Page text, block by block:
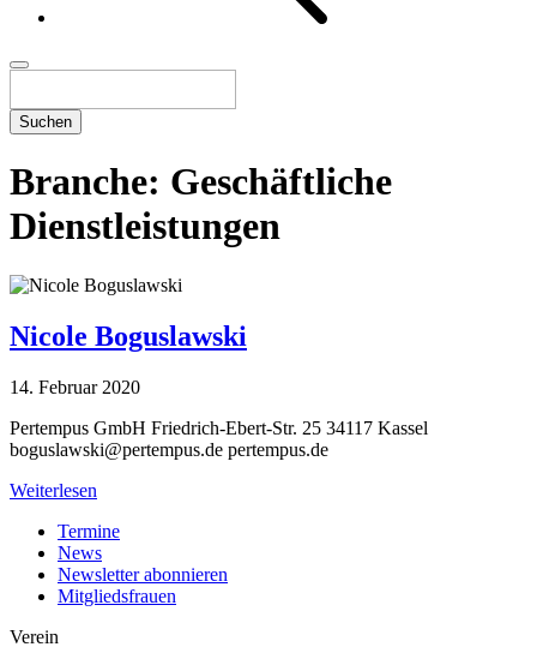
Suchen
Branche: Geschäftliche
Dienstleistungen
Nicole Boguslawski
14. Februar 2020
Pertempus GmbH Friedrich-Ebert-Str. 25 34117 Kassel
boguslawski@pertempus.de pertempus.de
Weiterlesen
Termine
News
Newsletter abonnieren
Mitgliedsfrauen
Verein